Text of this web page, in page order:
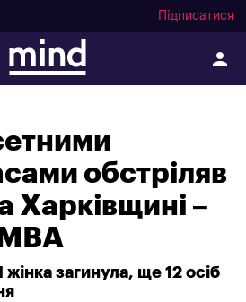
Підписатися
обстріляв
Харківщині –
МВА
жінка загинула, ще 12 осіб